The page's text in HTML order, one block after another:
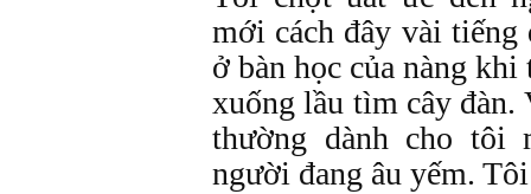
mới cách đây vài tiếng
ở bàn học của nàng
xuống lầu tìm cây đàn.
thường dành cho
người đang âu yếm.